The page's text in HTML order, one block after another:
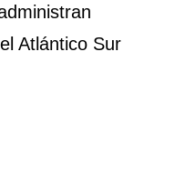
Atlántico Sur